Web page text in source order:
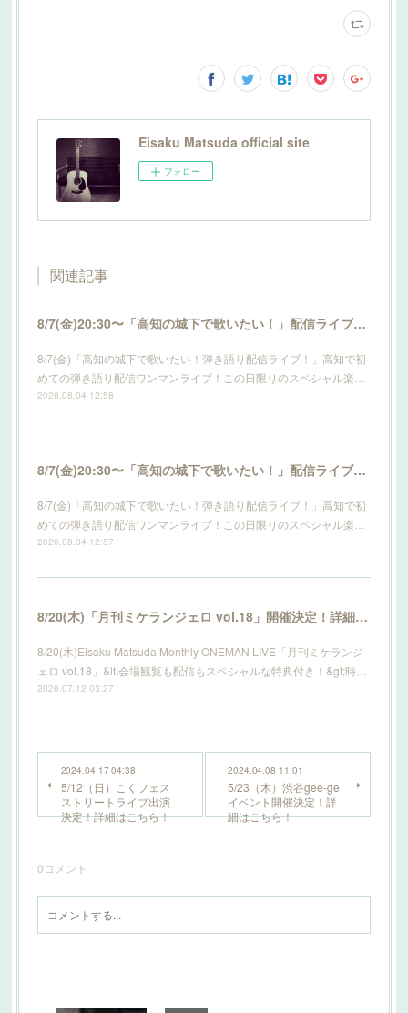
Eisaku Matsuda official site
フォロー
関連記事
8/7(金)20:30〜「高知の城下で歌いたい！」配信ライブ開催！詳細はこちら！
8/7(金)「高知の城下で歌いたい！弾き語り配信ライブ！」高知で初
めての弾き語り配信ワンマンライブ！この日限りのスペシャル楽…
2026.08.04 12:58
8/7(金)20:30〜「高知の城下で歌いたい！」配信ライブ開催！詳細はこちら！
8/7(金)「高知の城下で歌いたい！弾き語り配信ライブ！」高知で初
めての弾き語り配信ワンマンライブ！この日限りのスペシャル楽…
2026.08.04 12:57
8/20(木)「月刊ミケランジェロ vol.18」開催決定！詳細はこちら！
8/20(木)Eisaku Matsuda Monthly ONEMAN LIVE「月刊ミケランジ
ェロ vol.18」&lt;会場観覧も配信もスペシャルな特典付き！&gt;時…
2026.07.12 03:27
2024.04.17 04:38
5/12（日）こくフェス
ストリートライブ出演
決定！詳細はこちら！
2024.04.08 11:01
5/23（木）渋谷gee-ge
イベント開催決定！詳
細はこちら！
0コメント